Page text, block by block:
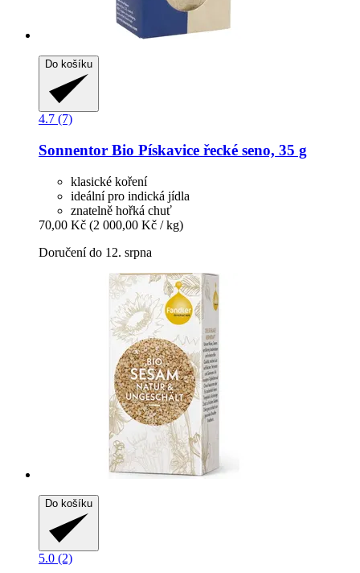
Do košíku
4.7 (7)
Sonnentor Bio Pískavice řecké seno, 35 g
klasické koření
ideální pro indická jídla
znatelně hořká chuť
70,00 Kč (2 000,00 Kč / kg)
Doručení do 12. srpna
Do košíku
5.0 (2)